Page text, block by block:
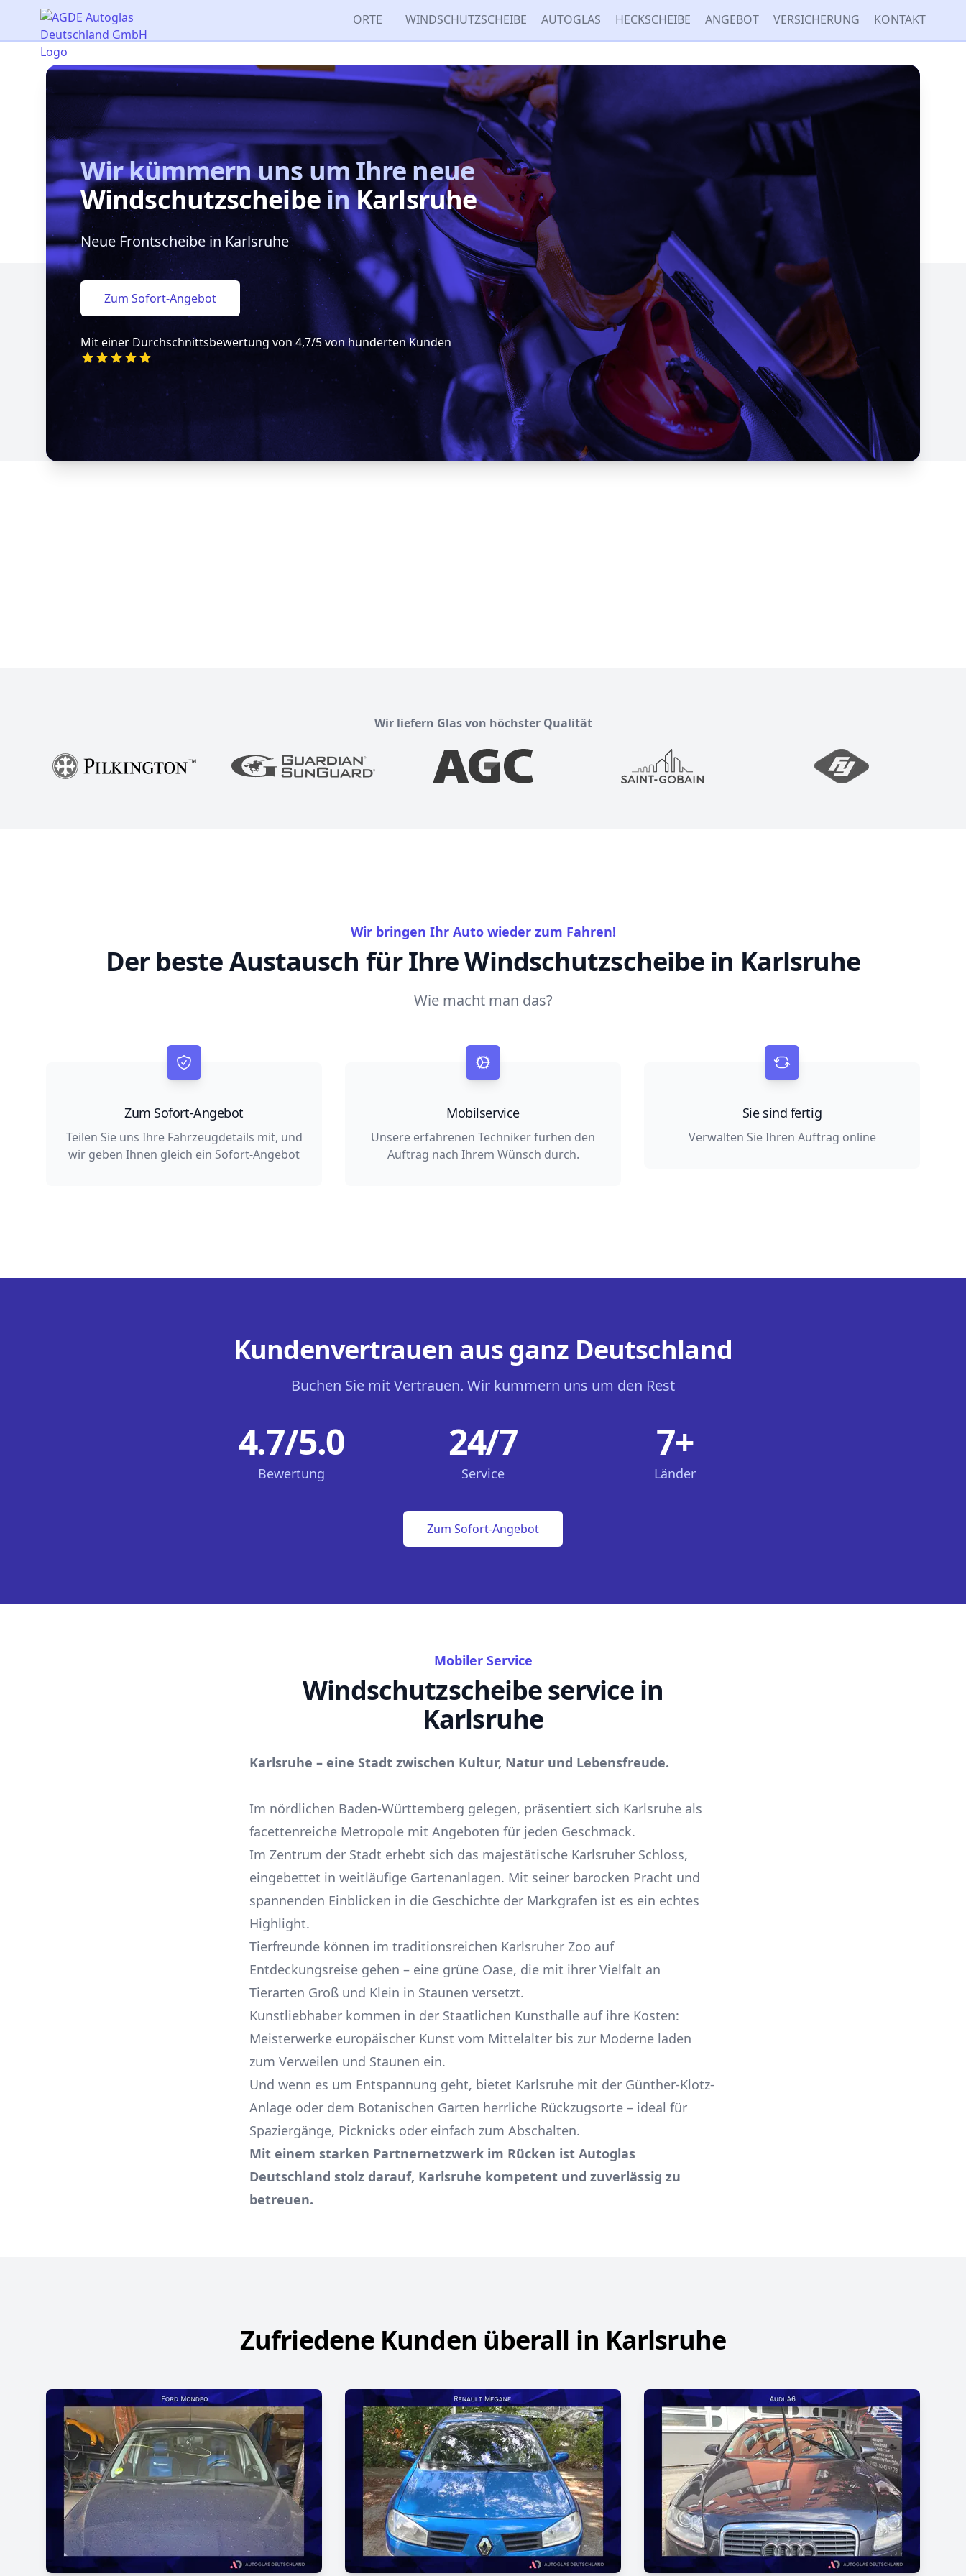
AGDE Autoglas Deutschland GmbH ORTE WINDSCHUTZSCHEIBE AUTOGLAS HECKSCHEIBE ANGEBOT VERSICHERUNG KONTAKT
Wir kümmern uns umIhre neue
Windschutzscheibe inKarlsruhe
Neue Frontscheibe in Karlsruhe
Zum Sofort-Angebot
Mit einer Durchschnittsbewertung von 4,7/5 von hunderten Kunden
Wir liefern Glas von höchster Qualität
Wir bringen Ihr Auto wieder zum Fahren!
Der beste Austausch für Ihre Windschutzscheibe in Karlsruhe
Wie macht man das?
Zum Sofort-Angebot
Teilen Sie uns Ihre Fahrzeugdetails mit, und
wir geben Ihnen gleich ein Sofort-Angebot
Mobilservice
Unsere erfahrenen Techniker fürhen den
Auftrag nach Ihrem Wünsch durch.
Sie sind fertig
Verwalten Sie Ihren Auftrag online
Kundenvertrauen aus ganz Deutschland
Buchen Sie mit Vertrauen. Wir kümmern uns um den Rest
Bewertung
4.7/5.0
Service
24/7
Länder
7+
Zum Sofort-Angebot
Mobiler Service
Windschutzscheibe service in
Karlsruhe
Karlsruhe – eine Stadt zwischen Kultur, Natur und Lebensfreude.
Im nördlichen Baden-Württemberg gelegen, präsentiert sich Karlsruhe als
facettenreiche Metropole mit Angeboten für jeden Geschmack.
Im Zentrum der Stadt erhebt sich das majestätische Karlsruher Schloss,
eingebettet in weitläufige Gartenanlagen. Mit seiner barocken Pracht und
spannenden Einblicken in die Geschichte der Markgrafen ist es ein echtes
Highlight.
Tierfreunde können im traditionsreichen Karlsruher Zoo auf
Entdeckungsreise gehen – eine grüne Oase, die mit ihrer Vielfalt an
Tierarten Groß und Klein in Staunen versetzt.
Kunstliebhaber kommen in der Staatlichen Kunsthalle auf ihre Kosten:
Meisterwerke europäischer Kunst vom Mittelalter bis zur Moderne laden
zum Verweilen und Staunen ein.
Und wenn es um Entspannung geht, bietet Karlsruhe mit der Günther-Klotz-
Anlage oder dem Botanischen Garten herrliche Rückzugsorte – ideal für
Spaziergänge, Picknicks oder einfach zum Abschalten.
Mit einem starken Partnernetzwerk im Rücken ist Autoglas
Deutschland stolz darauf, Karlsruhe kompetent und zuverlässig zu
betreuen.
Zufriedene Kunden überall in Karlsruhe